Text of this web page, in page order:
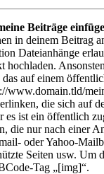
Beiträge
in deinem Beitrag
Dateianhänge
hochladen.
auf einem
www.domain.tld/
die sich auf
es ist ein öffentlich
die nur nach einer
oder Yahoo-
Seiten usw. Um
Tag „[img]“.